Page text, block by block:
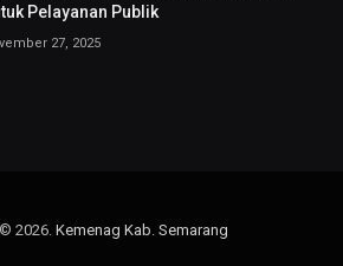
Pelayanan Publik
27, 2025
2026. Kemenag Kab. Semarang